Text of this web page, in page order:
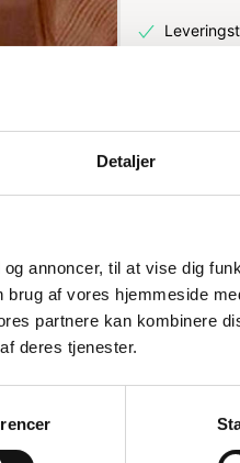
Detaljer
annoncer, til at vise dig
af vores hjemmeside
partnere kan kombinere
deres tjenester.
nemt
stk.